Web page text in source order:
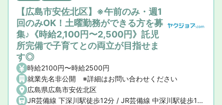
【広島市安佐北区】※午前のみ・週1
回のみOK！土曜勤務ができる方を募
集♪《時給2,100円〜2,500円》託児
所完備で子育てとの両立が目指せま
す◎
時給2100円〜時給2500円
就業先名非公開 ※詳細はお問い合わせください
広島県広島市安佐北区
JR芸備線 下深川駅徒歩12分 / JR芸備線 中深川駅徒歩16分